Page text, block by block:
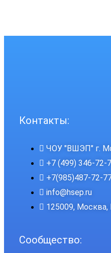
Контакты:
ЧОУ "ВШЭП" г.
+7 (499) 346-72-
+7(985)487-72-
info@hsep.ru
125009, Москва,
Сообщество: